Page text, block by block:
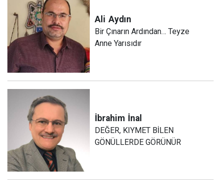
Ali Aydın
Bir Çınarın Ardından… Teyze
Anne Yarısıdır
İbrahim İnal
DEĞER, KIYMET BİLEN
GÖNÜLLERDE GÖRÜNÜR